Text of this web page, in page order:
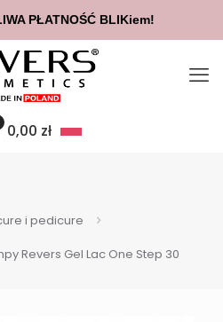
0,00 zł
i pedicure
Revers Gel Lac One Step 30
GODZINY 14:00 WYŚLEMY